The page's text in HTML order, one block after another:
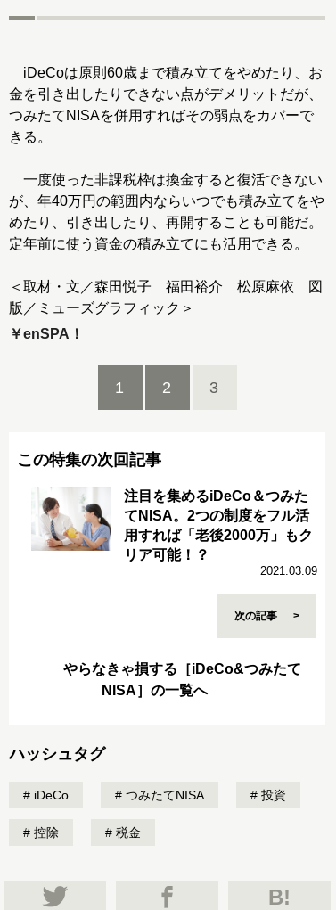
iDeCoは原則60歳まで積み立てをやめたり、お
金を引き出したりできない点がデメリットだが、
つみたてNISAを併用すればその弱点をカバーで
きる。
一度使った非課税枠は換金すると復活できない
が、年40万円の範囲内ならいつでも積み立てをや
めたり、引き出したり、再開することも可能だ。
定年前に使う資金の積み立てにも活用できる。
＜取材・文／森田悦子 福田裕介 松原麻依 図
￥enSPA！
1 2 3
この特集の次回記事
注目を集めるiDeCo＆つみた
てNISA。2つの制度をフル活
用すれば「老後2000万」もク
リア可能！？
2021.03.09
次の記事
やらなきゃ損する［iDeCo&つみたて
NISA］の一覧へ
ハッシュタグ
iDeCo つみたてNISA 投資
控除 税金
B!